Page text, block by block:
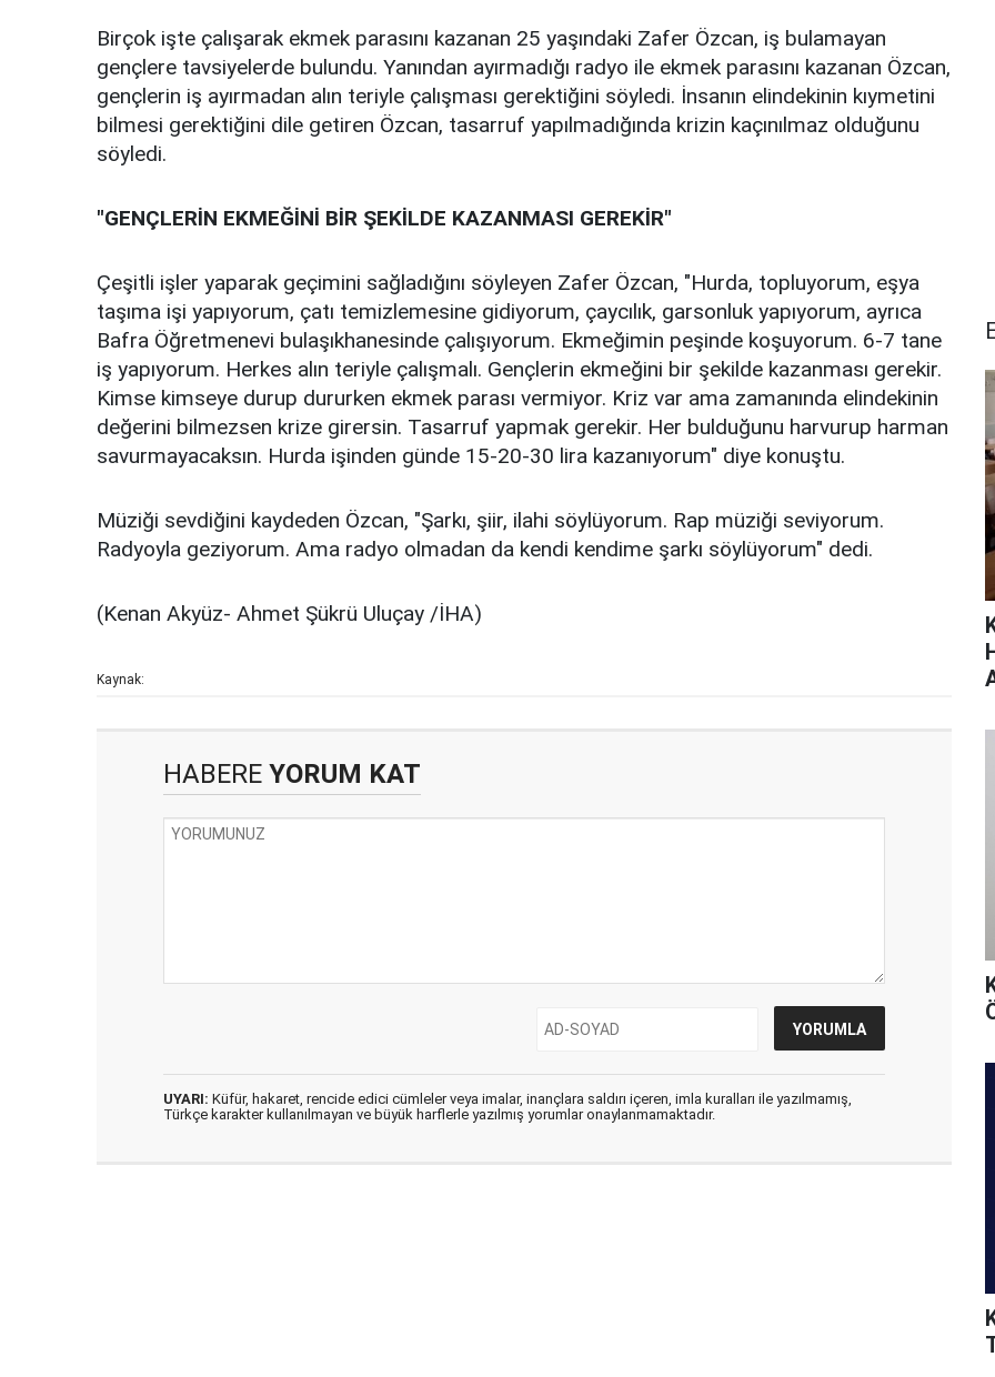
Birçok işte çalışarak ekmek parasını kazanan 25 yaşındaki Zafer Özcan, iş bulamayan
gençlere tavsiyelerde bulundu. Yanından ayırmadığı radyo ile ekmek parasını kazanan Özcan,
gençlerin iş ayırmadan alın teriyle çalışması gerektiğini söyledi. İnsanın elindekinin kıymetini
bilmesi gerektiğini dile getiren Özcan, tasarruf yapılmadığında krizin kaçınılmaz olduğunu
söyledi.
"GENÇLERİN EKMEĞİNİ BİR ŞEKİLDE KAZANMASI GEREKİR"
Çeşitli işler yaparak geçimini sağladığını söyleyen Zafer Özcan, "Hurda, topluyorum, eşya
taşıma işi yapıyorum, çatı temizlemesine gidiyorum, çaycılık, garsonluk yapıyorum, ayrıca
Bafra Öğretmenevi bulaşıkhanesinde çalışıyorum. Ekmeğimin peşinde koşuyorum. 6-7 tane
iş yapıyorum. Herkes alın teriyle çalışmalı. Gençlerin ekmeğini bir şekilde kazanması gerekir.
Kimse kimseye durup dururken ekmek parası vermiyor. Kriz var ama zamanında elindekinin
değerini bilmezsen krize girersin. Tasarruf yapmak gerekir. Her bulduğunu harvurup harman
savurmayacaksın. Hurda işinden günde 15-20-30 lira kazanıyorum" diye konuştu.
Müziği sevdiğini kaydeden Özcan, "Şarkı, şiir, ilahi söylüyorum. Rap müziği seviyorum.
Radyoyla geziyorum. Ama radyo olmadan da kendi kendime şarkı söylüyorum" dedi.
(Kenan Akyüz- Ahmet Şükrü Uluçay /İHA)
Kaynak:
HABERE YORUM KAT
UYARI: Küfür, hakaret, rencide edici cümleler veya imalar, inançlara saldırı içeren, imla kuralları ile yazılmamış,
Türkçe karakter kullanılmayan ve büyük harflerle yazılmış yorumlar onaylanmamaktadır.